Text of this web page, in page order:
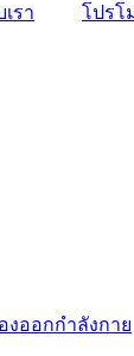
เรา โปรโ
งออกกำลังกาย